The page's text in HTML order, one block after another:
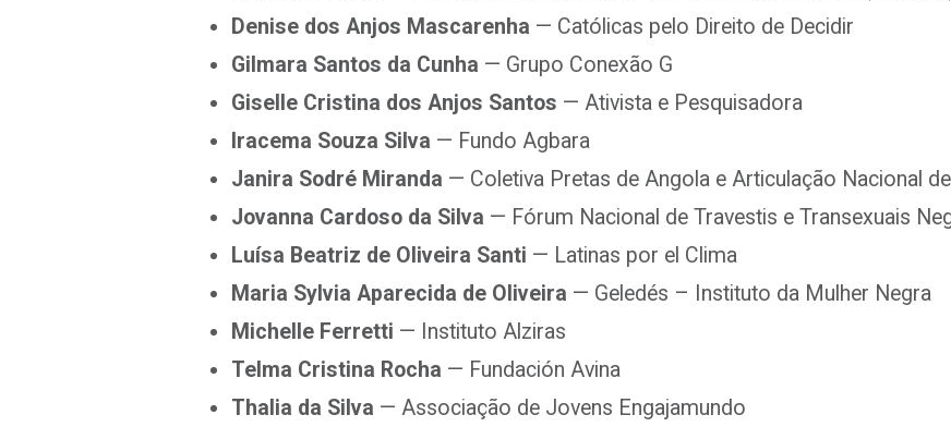
Denise dos Anjos Mascarenha — Católicas pelo Direito de Decidir
Gilmara Santos da Cunha — Grupo Conexão G
Giselle Cristina dos Anjos Santos — Ativista e Pesquisadora
Iracema Souza Silva — Fundo Agbara
Janira Sodré Miranda — Coletiva Pretas de Angola e Articulação Nacional
Jovanna Cardoso da Silva — Fórum Nacional de Travestis e Transexuais
Luísa Beatriz de Oliveira Santi — Latinas por el Clima
Maria Sylvia Aparecida de Oliveira — Geledés – Instituto da Mulher Negra
Michelle Ferretti — Instituto Alziras
Telma Cristina Rocha — Fundación Avina
Thalia da Silva — Associação de Jovens Engajamundo